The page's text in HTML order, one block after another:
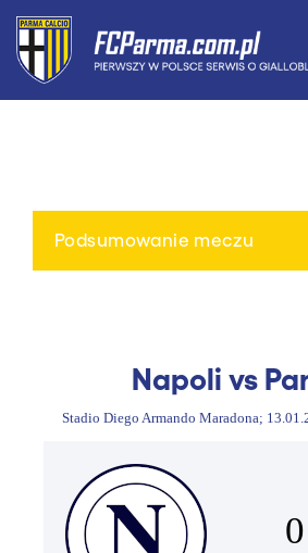
Podsumowanie meczu
Napoli vs
Stadio Diego Armando Maradona;